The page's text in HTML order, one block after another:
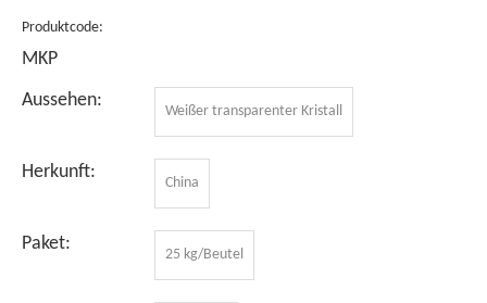
Produktcode:
MKP
Aussehen:
Weißer transparenter Kristall
Herkunft:
China
Paket:
25 kg/Beutel